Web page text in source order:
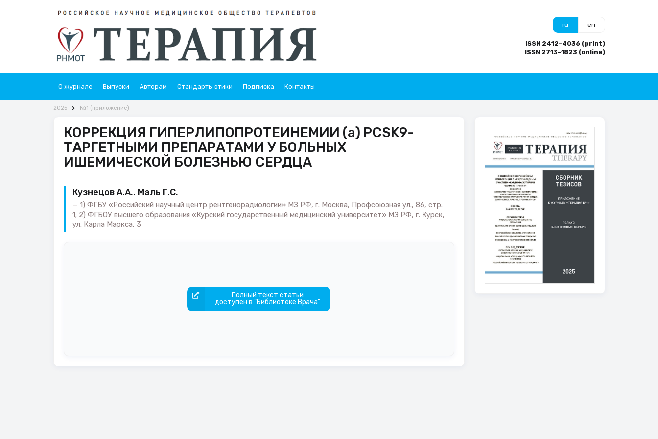
ru en
ISSN 2412-4036 (print)
ISSN 2713-1823 (online)
О журнале Выпуски Авторам Стандарты этики Подписка Контакты
2025 №1 (приложение)
КОРРЕКЦИЯ ГИПЕРЛИПОПРОТЕИНЕМИИ (а) PCSK9-
ТАРГЕТНЫМИ ПРЕПАРАТАМИ У БОЛЬНЫХ
ИШЕМИЧЕСКОЙ БОЛЕЗНЬЮ СЕРДЦА
Кузнецов А.А., Маль Г.С.
1) ФГБУ «Российский научный центр рентгенорадиологии» МЗ РФ, г. Москва, Профсоюзная ул., 86, стр.
1; 2) ФГБОУ высшего образования «Курский государственный медицинский университет» МЗ РФ, г. Курск,
ул. Карла Маркса, 3
Полный текст статьи
доступен в "Библиотеке Врача"